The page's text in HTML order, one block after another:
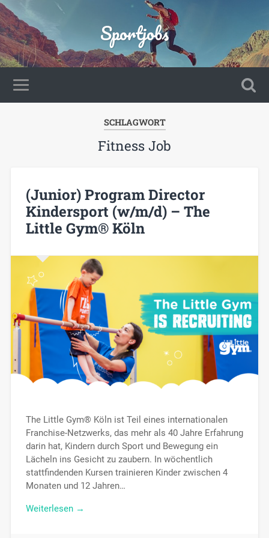
Sportjobs
SCHLAGWORT
Fitness Job
(Junior) Program Director
Kindersport (w/m/d) – The
Little Gym® Köln
The Little Gym® Köln ist Teil eines internationalen
Franchise-Netzwerks, das mehr als 40 Jahre Erfahrung
darin hat, Kindern durch Sport und Bewegung ein
Lächeln ins Gesicht zu zaubern. In wöchentlich
stattfindenden Kursen trainieren Kinder zwischen 4
Monaten und 12 Jahren…
Weiterlesen →